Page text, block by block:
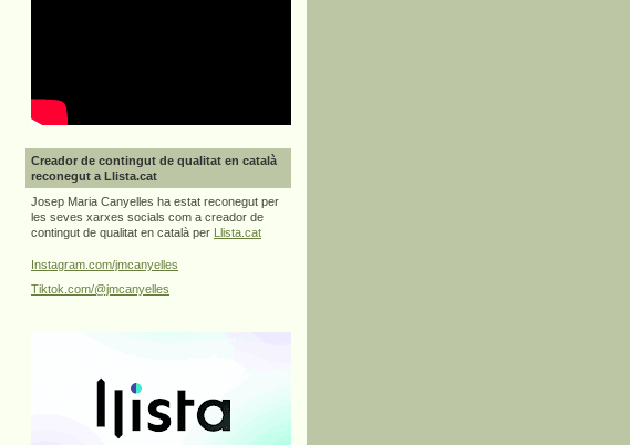
Creador de contingut de qualitat en català
reconegut a Llista.cat
Josep Maria Canyelles ha estat reconegut per
les seves xarxes socials com a creador de
contingut de qualitat en català per
Llista.cat
Instagram.com/jmcanyelles
Tiktok.com/@jmcanyelles